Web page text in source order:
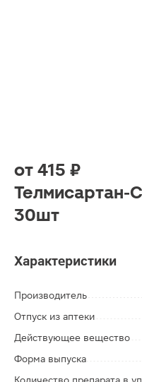
от 415 ₽
Телмисартан-
30шт
Характеристики
Производитель
Отпуск из аптеки
Действующее вещество
Форма выпуска